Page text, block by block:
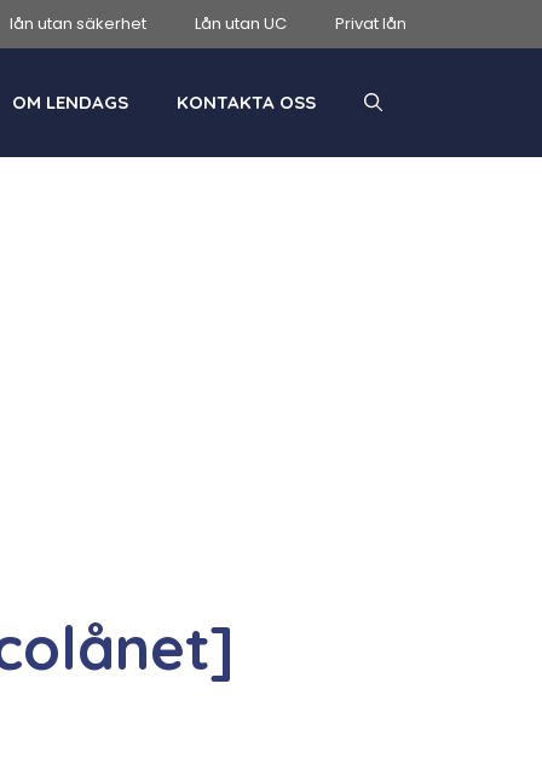
lån utan säkerhet Lån utan UC Privat lån
OM LENDAGS KONTAKTA OSS